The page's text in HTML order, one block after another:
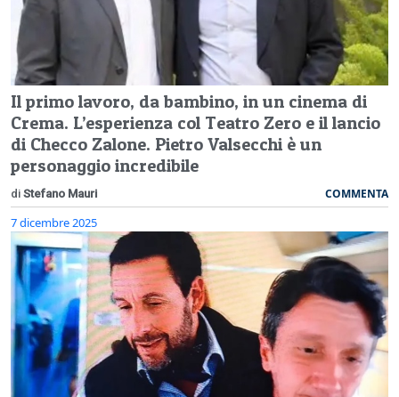
Il primo lavoro, da bambino, in un cinema di
Crema. L’esperienza col Teatro Zero e il lancio
di Checco Zalone. Pietro Valsecchi è un
personaggio incredibile
di Stefano Mauri COMMENTA
7 dicembre 2025